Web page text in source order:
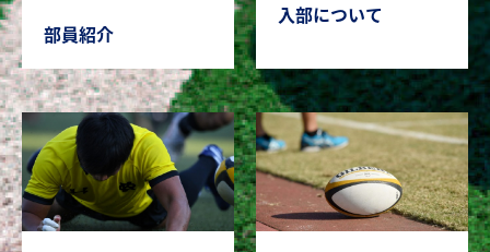
部員紹介
入部について